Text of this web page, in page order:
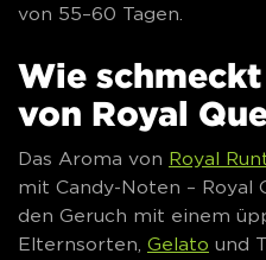
von 55–60 Tagen.
Wie
von Royal
Das Aroma von Royal
mit Candy-Noten – Royal
den Geruch mit einem
Elternsorten, Gelato und